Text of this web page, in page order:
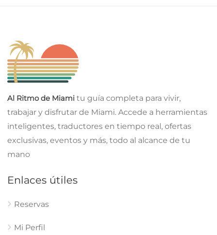
Al Ritmo de Miami tu guía completa para vivir,
trabajar y disfrutar de Miami. Accede a herramientas
inteligentes, traductores en tiempo real, ofertas
exclusivas, eventos y más, todo al alcance de tu
mano
Enlaces útiles
Reservas
Mi Perfil